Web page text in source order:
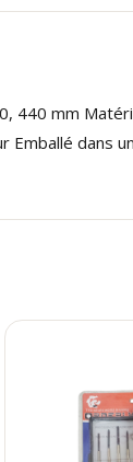
440 mm
Emballé dans